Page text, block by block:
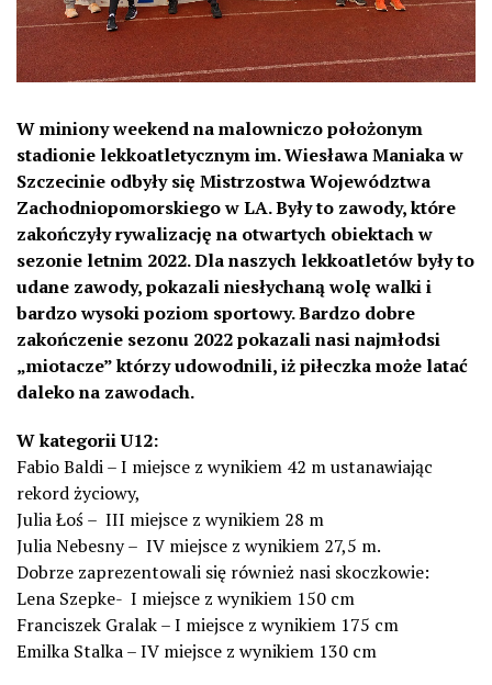
W miniony weekend na malowniczo położonym
stadionie lekkoatletycznym im. Wiesława Maniaka w
Szczecinie odbyły się Mistrzostwa Województwa
Zachodniopomorskiego w LA. Były to zawody, które
zakończyły rywalizację na otwartych obiektach w
sezonie letnim 2022. Dla naszych lekkoatletów były to
udane zawody, pokazali niesłychaną wolę walki i
bardzo wysoki poziom sportowy. Bardzo dobre
zakończenie sezonu 2022 pokazali nasi najmłodsi
„miotacze” którzy udowodnili, iż piłeczka może latać
daleko na zawodach.
W kategorii U12:
Fabio Baldi – I miejsce z wynikiem 42 m ustanawiając
rekord życiowy,
Julia Łoś – III miejsce z wynikiem 28 m
Julia Nebesny – IV miejsce z wynikiem 27,5 m.
Dobrze zaprezentowali się również nasi skoczkowie:
Lena Szepke- I miejsce z wynikiem 150 cm
Franciszek Gralak – I miejsce z wynikiem 175 cm
Emilka Stalka – IV miejsce z wynikiem 130 cm